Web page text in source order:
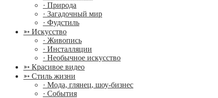
· Природа
· Загадочный мир
· Фудстиль
➳ Искусство
· Живопись
· Инсталляции
· Необычное искусство
➳ Красивое видео
➳ Стиль жизни
· Мода, глянец, шоу-бизнес
· События